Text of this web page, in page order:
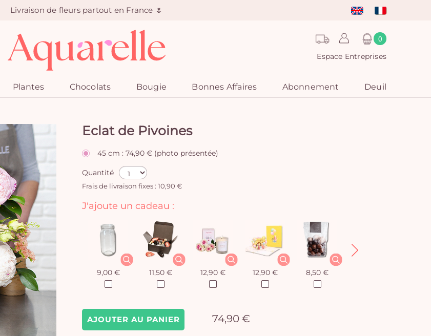
Livraison de fleurs partout en France 🌷
0
Espace Entreprises
Plantes Chocolats Bougie Bonnes Affaires Abonnement Deuil
Eclat de Pivoines
45 cm : 74,90 € (photo présentée)
Quantité
Frais de livraison fixes : 10,90 €
AJOUTER AU PANIER 74,90 €
J'ajoute un cadeau :
9,00 € 11,50 € 12,90 € 12,90 € 8,50 €